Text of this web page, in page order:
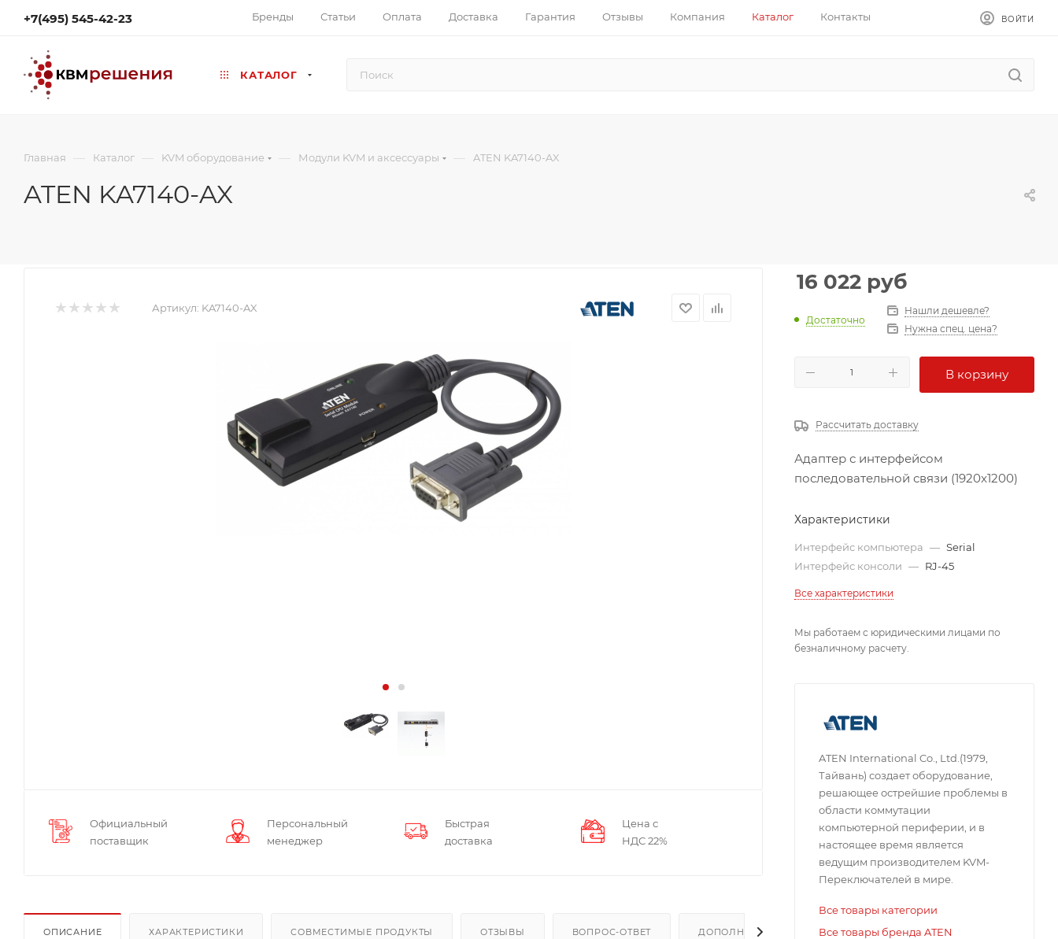
+7(495) 545-42-23 Бренды Статьи Оплата Доставка Гарантия Отзывы Компания Каталог Контакты ВОЙТИ
КАТАЛОГ
Главная — Каталог — KVM оборудование — Модули KVM и аксессуары — ATEN KA7140-AX
ATEN KA7140-AX
Артикул: KA7140-AX
Официальный
поставщик
Персональный
менеджер
Быстрая
доставка
Цена с
НДС 22%
ОПИСАНИЕ ХАРАКТЕРИСТИКИ СОВМЕСТИМЫЕ ПРОДУКТЫ ОТЗЫВЫ ВОПРОС-ОТВЕТ ДОПОЛНИТЕЛЬНО
16 022 руб
Достаточно
Нашли дешевле?
Нужна спец. цена?
В корзину
Рассчитать доставку
Адаптер с интерфейсом
последовательной связи (1920x1200)
Характеристики
Интерфейс компьютера — Serial
Интерфейс консоли — RJ-45
Все характеристики
Мы работаем с юридическими лицами по
безналичному расчету.
ATEN International Co., Ltd.(1979,
Тайвань) создает оборудование,
решающее острейшие проблемы в
области коммутации
компьютерной периферии, и в
настоящее время является
ведущим производителем KVM-
Переключателей в мире.
Все товары категории
Все товары бренда ATEN